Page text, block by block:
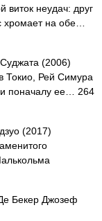
неудач: друг
хромает на обе…
(2006)
Токио, Рей Симура
и поначалу ее… 264
(2017)
Бекер Джозеф